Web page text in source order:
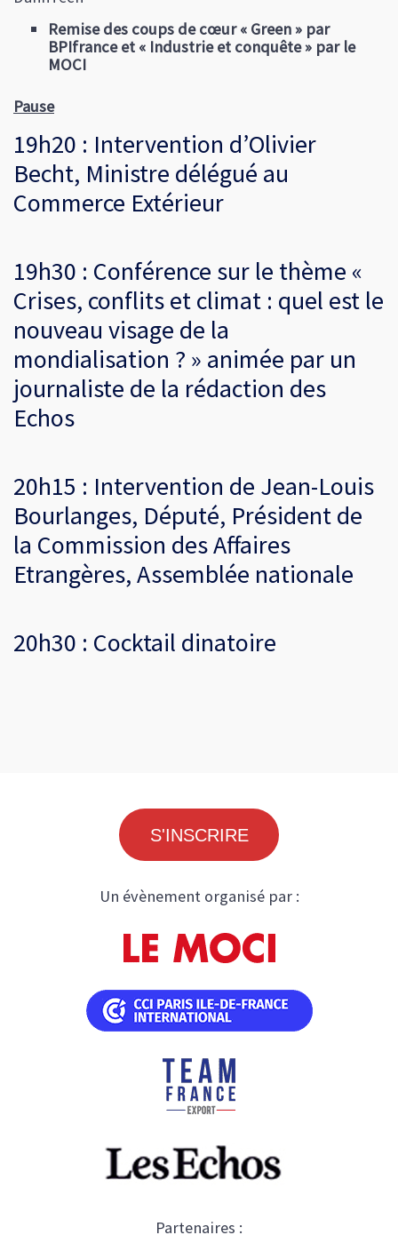
Remise des coups de cœur « Green » par
BPIfrance et « Industrie et conquête » par le
MOCI
Pause
19h20 : Intervention d’Olivier
Becht, Ministre délégué au
Commerce Extérieur
19h30 : Conférence sur le thème «
Crises, conflits et climat : quel est le
nouveau visage de la
mondialisation ? » animée par un
journaliste de la rédaction des
Echos
20h15 : Intervention de Jean-Louis
Bourlanges, Député, Président de
la Commission des Affaires
Etrangères, Assemblée nationale
20h30 : Cocktail dinatoire
S'INSCRIRE
Un évènement organisé par :
Partenaires :